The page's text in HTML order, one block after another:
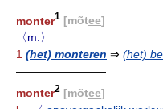
monter1 [mõtee]
〈m.〉
1 (het) monteren ⇒ (het)
————————
monter2 [mõtee]